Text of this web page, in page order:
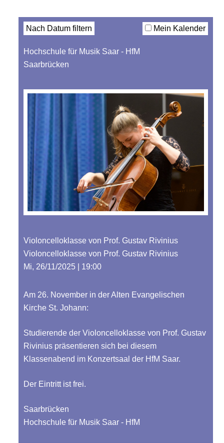
Nach Datum filtern Mein Kalender
Hochschule für Musik Saar - HfM
Saarbrücken
Violoncelloklasse von Prof. Gustav Rivinius
Violoncelloklasse von Prof. Gustav Rivinius
Mi, 26/11/2025 | 19:00
Am 26. November in der Alten Evangelischen
Kirche St. Johann:
Studierende der Violoncelloklasse von Prof. Gustav
Rivinius präsentieren sich bei diesem
Klassenabend im Konzertsaal der HfM Saar.
Der Eintritt ist frei.
Saarbrücken
Hochschule für Musik Saar - HfM